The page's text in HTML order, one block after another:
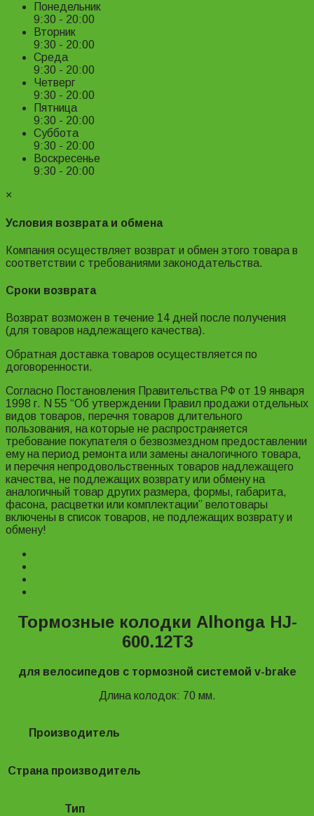
Понедельник
9:30 - 20:00
Вторник
9:30 - 20:00
Среда
9:30 - 20:00
Четверг
9:30 - 20:00
Пятница
9:30 - 20:00
Суббота
9:30 - 20:00
Воскресенье
9:30 - 20:00
×
Условия возврата и обмена
Компания осуществляет возврат и обмен этого товара в
соответствии с требованиями законодательства.
Сроки возврата
Возврат возможен в течение 14 дней после получения
(для товаров надлежащего качества).
Обратная доставка товаров осуществляется по
договоренности.
Согласно Постановления Правительства РФ от 19 января
1998 г. N 55 “Об утверждении Правил продажи отдельных
видов товаров, перечня товаров длительного
пользования, на которые не распространяется
требование покупателя о безвозмездном предоставлении
ему на период ремонта или замены аналогичного товара,
и перечня непродовольственных товаров надлежащего
качества, не подлежащих возврату или обмену на
аналогичный товар других размера, формы, габарита,
фасона, расцветки или комплектации” велотовары
включены в список товаров, не подлежащих возврату и
обмену!
Тормозные колодки Alhonga HJ-
600.12T3
для велосипедов с тормозной системой v-brake
Длина колодок: 70 мм.
Производитель
Страна производитель
Тип